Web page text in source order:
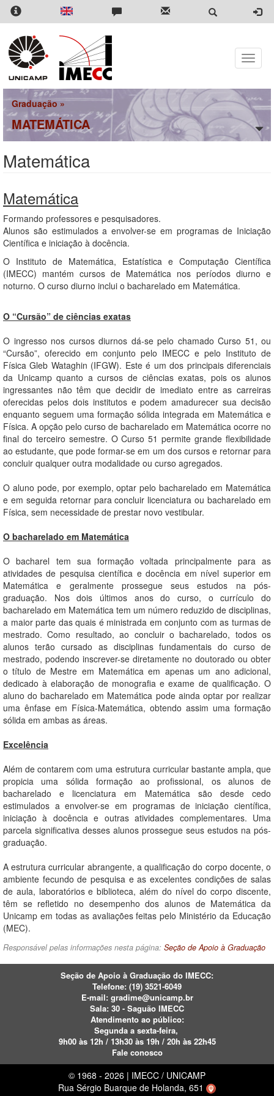
Pular
para
conteúdo
principal
Toggle
Graduação»
MATEMÁTICA
Matemática
Matemática
Formando professores e pesquisadores.
Alunos são estimulados a envolver-se em programas de Iniciação
Científica e iniciação à docência.
O Instituto de Matemática, Estatística e Computação Científica
(IMECC) mantém cursos de Matemática nos períodos diurno e
noturno. O curso diurno inclui o bacharelado em Matemática.
O “Cursão” de ciências exatas
O ingresso nos cursos diurnos dá-se pelo chamado Curso 51, ou
“Cursão”, oferecido em conjunto pelo IMECC e pelo Instituto de
Física Gleb Wataghin (IFGW). Este é um dos principais diferenciais
da Unicamp quanto a cursos de ciências exatas, pois os alunos
ingressantes não têm que decidir de imediato entre as carreiras
oferecidas pelos dois institutos e podem amadurecer sua decisão
enquanto seguem uma formação sólida integrada em Matemática e
Física. A opção pelo curso de bacharelado em Matemática ocorre no
final do terceiro semestre. O Curso 51 permite grande flexibilidade
ao estudante, que pode formar-se em um dos cursos e retornar para
concluir qualquer outra modalidade ou curso agregados.
O aluno pode, por exemplo, optar pelo bacharelado em Matemática
e em seguida retornar para concluir licenciatura ou bacharelado em
Física, sem necessidade de prestar novo vestibular.
O bacharelado em Matemática
O bacharel tem sua formação voltada principalmente para as
atividades de pesquisa científica e docência em nível superior em
Matemática e geralmente prossegue seus estudos na pós-
graduação. Nos dois últimos anos do curso, o currículo do
bacharelado em Matemática tem um número reduzido de disciplinas,
a maior parte das quais é ministrada em conjunto com as turmas de
mestrado. Como resultado, ao concluir o bacharelado, todos os
alunos terão cursado as disciplinas fundamentais do curso de
mestrado, podendo inscrever-se diretamente no doutorado ou obter
o título de Mestre em Matemática em apenas um ano adicional,
dedicado à elaboração de monografia e exame de qualificação. O
aluno do bacharelado em Matemática pode ainda optar por realizar
uma ênfase em Física-Matemática, obtendo assim uma formação
sólida em ambas as áreas.
Excelência
Além de contarem com uma estrutura curricular bastante ampla, que
propicia uma sólida formação ao profissional, os alunos de
bacharelado e licenciatura em Matemática são desde cedo
estimulados a envolver-se em programas de iniciação científica,
iniciação à docência e outras atividades complementares. Uma
parcela significativa desses alunos prossegue seus estudos na pós-
graduação.
A estrutura curricular abrangente, a qualificação do corpo docente, o
ambiente fecundo de pesquisa e as excelentes condições de salas
de aula, laboratórios e biblioteca, além do nível do corpo discente,
têm se refletido no desempenho dos alunos de Matemática da
Unicamp em todas as avaliações feitas pelo Ministério da Educação
(MEC).
Responsável pelas informações nesta página: Seção de Apoio à Graduação
Seção de Apoio à Graduação do IMECC:
Telefone: (19) 3521-6049
E-mail: gradime@unicamp.br
Sala: 30 - Saguão IMECC
Atendimento ao público:
Segunda a sexta-feira,
9h00 às 12h / 13h30 às 19h / 20h às 22h45
Fale conosco
© 1968 - 2026 | IMECC / UNICAMP
Rua Sérgio Buarque de Holanda, 651